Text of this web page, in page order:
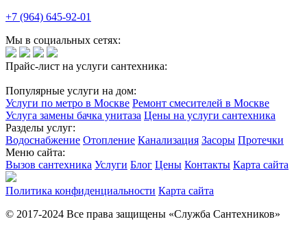
+7 (964) 645-92-01
Мы в социальных сетях:
Прайс-лист на услуги сантехника:
Популярные услуги на дом:
Услуги по метро в Москве Ремонт смесителей в Москве
Услуга замены бачка унитаза Цены на услуги сантехника
Разделы услуг:
Водоснабжение Отопление Канализация Засоры Протечки
Меню сайта:
Вызов сантехника Услуги Блог Цены Контакты Карта сайта
Политика конфиденциальности Карта сайта
© 2017-2024 Все права защищены «Служба Сантехников»